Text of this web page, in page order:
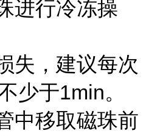
进行冷冻操
失，建议每次
少于1min。
中移取磁珠前